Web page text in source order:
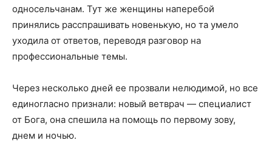
односельчанам. Тут же женщины наперебой
принялись расспрашивать новенькую, но та умело
уходила от ответов, переводя разговор на
профессиональные темы.
Через несколько дней ее прозвали нелюдимой, но все
единогласно признали: новый ветврач — специалист
от Бога, она спешила на помощь по первому зову,
днем и ночью.